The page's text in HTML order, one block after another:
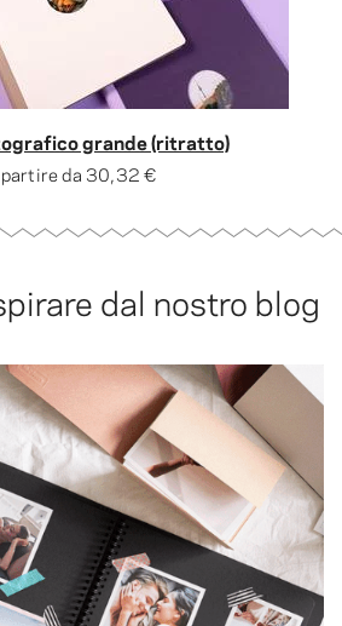
grande (ritratto)
da 30,32 €
dal nostro blog